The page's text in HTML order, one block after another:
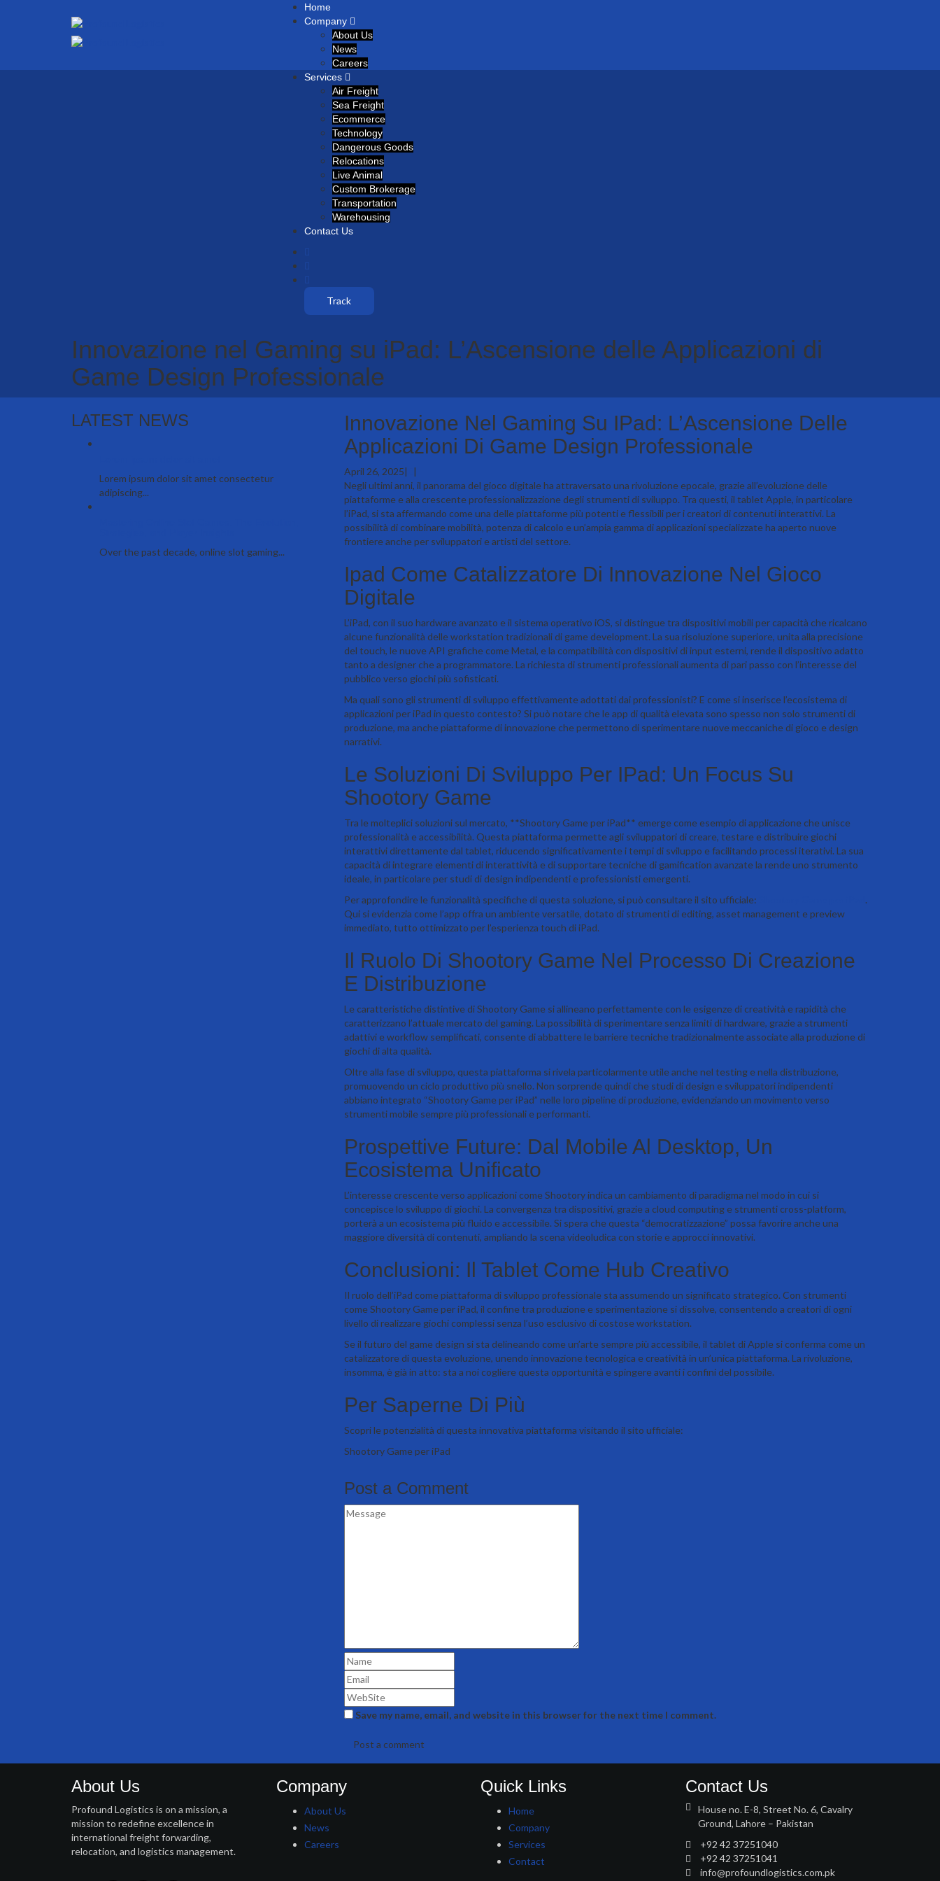
Home
Company
About Us
News
Careers
Services
Air Freight
Sea Freight
Ecommerce
Technology
Dangerous Goods
Relocations
Live Animal
Custom Brokerage
Transportation
Warehousing
Contact Us
Track
Innovazione nel Gaming su iPad: L’Ascensione delle Applicazioni di
Game Design Professionale
LATEST NEWS
Lorem ipsum dolor sit amet consectetur
adipiscing...
Over the past decade, online slot gaming...
Innovazione Nel Gaming Su IPad: L’Ascensione Delle
Applicazioni Di Game Design Professionale
April 26, 2025|
|
Negli ultimi anni, il panorama del gioco digitale ha attraversato una rivoluzione epocale, grazie all’evoluzione delle
piattaforme e alla crescente professionalizzazione degli strumenti di sviluppo. Tra questi, il tablet Apple, in particolare
l’iPad, si sta affermando come una delle piattaforme più potenti e flessibili per i creatori di contenuti interattivi. La
possibilità di combinare mobilità, potenza di calcolo e un’ampia gamma di applicazioni specializzate ha aperto nuove
frontiere anche per sviluppatori e artisti del settore.
Ipad Come Catalizzatore Di Innovazione Nel Gioco
Digitale
L’iPad, con il suo hardware avanzato e il sistema operativo iOS, si distingue tra dispositivi mobili per capacità che ricalcano
alcune funzionalità delle workstation tradizionali di game development. La sua risoluzione superiore, unita alla precisione
del touch, le nuove API grafiche come Metal, e la compatibilità con dispositivi di input esterni, rende il dispositivo adatto
tanto a designer che a programmatore. La richiesta di strumenti professionali aumenta di pari passo con l’interesse del
pubblico verso giochi più sofisticati.
Ma quali sono gli strumenti di sviluppo effettivamente adottati dai professionisti? E come si inserisce l’ecosistema di
applicazioni per iPad in questo contesto? Si può notare che le app di qualità elevata sono spesso non solo strumenti di
produzione, ma anche piattaforme di innovazione che permettono di sperimentare nuove meccaniche di gioco e design
narrativi.
Le Soluzioni Di Sviluppo Per IPad: Un Focus Su
Shootory Game
Tra le molteplici soluzioni sul mercato, **Shootory Game per iPad** emerge come esempio di applicazione che unisce
professionalità e accessibilità. Questa piattaforma permette agli sviluppatori di creare, testare e distribuire giochi
interattivi direttamente dal tablet, riducendo significativamente i tempi di sviluppo e facilitando processi iterativi. La sua
capacità di integrare elementi di interattività e di supportare tecniche di gamification avanzate la rende uno strumento
ideale, in particolare per studi di design indipendenti e professionisti emergenti.
Per approfondire le funzionalità specifiche di questa soluzione, si può consultare il sito ufficiale:
.
Qui si evidenzia come l’app offra un ambiente versatile, dotato di strumenti di editing, asset management e preview
immediato, tutto ottimizzato per l’esperienza touch di iPad.
Il Ruolo Di Shootory Game Nel Processo Di Creazione
E Distribuzione
Le caratteristiche distintive di Shootory Game si allineano perfettamente con le esigenze di creatività e rapidità che
caratterizzano l’attuale mercato del gaming. La possibilità di sperimentare senza limiti di hardware, grazie a strumenti
adattivi e workflow semplificati, consente di abbattere le barriere tecniche tradizionalmente associate alla produzione di
giochi di alta qualità.
Oltre alla fase di sviluppo, questa piattaforma si rivela particolarmente utile anche nel testing e nella distribuzione,
promuovendo un ciclo produttivo più snello. Non sorprende quindi che studi di design e sviluppatori indipendenti
abbiano integrato “Shootory Game per iPad” nelle loro pipeline di produzione, evidenziando un movimento verso
strumenti mobile sempre più professionali e performanti.
Prospettive Future: Dal Mobile Al Desktop, Un
Ecosistema Unificato
L’interesse crescente verso applicazioni come Shootory indica un cambiamento di paradigma nel modo in cui si
concepisce lo sviluppo di giochi. La convergenza tra dispositivi, grazie a cloud computing e strumenti cross-platform,
porterà a un ecosistema più fluido e accessibile. Si spera che questa “democratizzazione” possa favorire anche una
maggiore diversità di contenuti, ampliando la scena videoludica con storie e approcci innovativi.
Conclusioni: Il Tablet Come Hub Creativo
Il ruolo dell’iPad come piattaforma di sviluppo professionale sta assumendo un significato strategico. Con strumenti
come Shootory Game per iPad, il confine tra produzione e sperimentazione si dissolve, consentendo a creatori di ogni
livello di realizzare giochi complessi senza l’uso esclusivo di costose workstation.
Se il futuro del game design si sta delineando come un’arte sempre più accessibile, il tablet di Apple si conferma come un
catalizzatore di questa evoluzione, unendo innovazione tecnologica e creatività in un’unica piattaforma. La rivoluzione,
insomma, è già in atto: sta a noi cogliere questa opportunità e spingere avanti i confini del possibile.
Per Saperne Di Più
Scopri le potenzialità di questa innovativa piattaforma visitando il sito ufficiale:
Shootory Game per iPad
Post a Comment
Save my name, email, and website in this browser for the next time I comment.
About Us
Profound Logistics is on a mission, a
mission to redefine excellence in
international freight forwarding,
relocation, and logistics management.
Company
About Us
News
Careers
Quick Links
Home
Company
Services
Contact
Contact Us
House no. E-8, Street No. 6, Cavalry
Ground, Lahore – Pakistan
+92 42 37251040
+92 42 37251041
info@profoundlogistics.com.pk